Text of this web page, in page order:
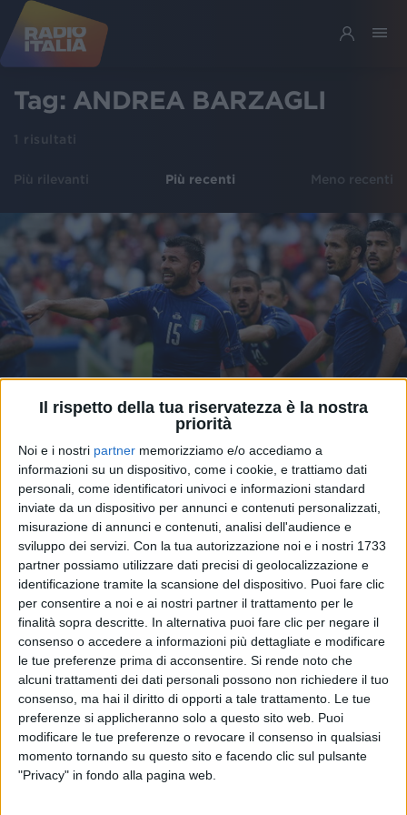
Il rispetto della tua riservatezza è la nostra
priorità
Noi e i nostri partner memorizziamo e/o accediamo a
informazioni su un dispositivo, come i cookie, e trattiamo dati
personali, come identificatori univoci e informazioni standard
inviate da un dispositivo per annunci e contenuti personalizzati,
misurazione di annunci e contenuti, analisi dell'audience e
sviluppo dei servizi. Con la tua autorizzazione noi e i nostri 1733
partner possiamo utilizzare dati precisi di geolocalizzazione e
identificazione tramite la scansione del dispositivo. Puoi fare clic
per consentire a noi e ai nostri partner il trattamento per le
finalità sopra descritte. In alternativa puoi fare clic per negare il
consenso o accedere a informazioni più dettagliate e modificare
le tue preferenze prima di acconsentire. Si rende noto che
alcuni trattamenti dei dati personali possono non richiedere il tuo
consenso, ma hai il diritto di opporti a tale trattamento. Le tue
preferenze si applicheranno solo a questo sito web. Puoi
modificare le tue preferenze o revocare il consenso in qualsiasi
momento tornando su questo sito e facendo clic sul pulsante
"Privacy" in fondo alla pagina web.
Tag: ANDREA BARZAGLI
1 risultati
Più rilevanti Più recenti Meno recenti
NEWS 29 giu 2020
Le Notti Magiche di Barzagli: “Festa in
Nazionale con l’inno di Bennato-Nannini”
L’ex difensore torna su Euro 2016 e sulla grande
vittoria contro la Spagna
diAndrea Basso
Chi siamo